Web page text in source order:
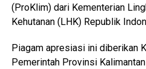
(ProKlim) dari Kementerian
Kehutanan (LHK) Republik
Piagam apresiasi ini diberikan
Pemerintah Provinsi